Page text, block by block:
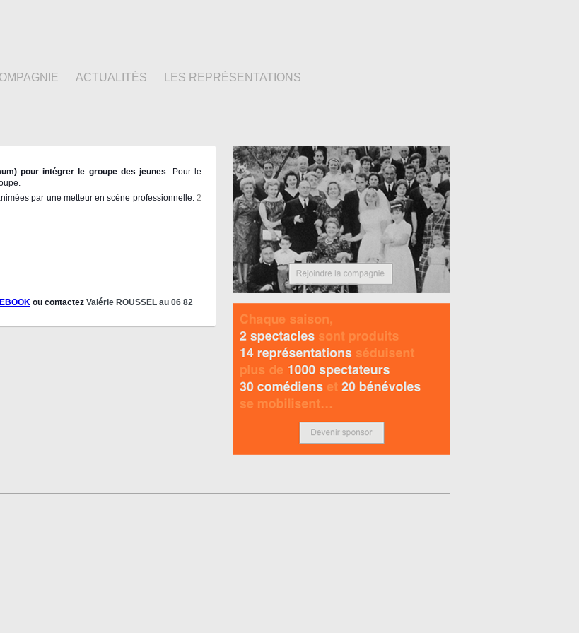
ACTUALITÉS LES REPRÉSENTATIONS
pour intégrer le groupe des jeunes. Pour le
par une metteur en scène professionnelle. 2
ou contactez Valérie ROUSSEL au 06 82